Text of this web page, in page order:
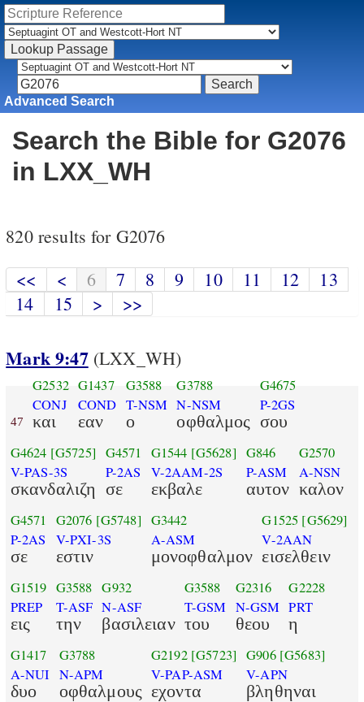
Advanced Search
Search the Bible for G2076
in LXX_WH
820 results for G2076
<<
< 6 7 8 9 10 11 12
13
14
15 > >>
Mark 9:47(LXX_WH)
47
G2532
CONJ
και
G1437
COND
εαν
G3588
T-NSM
ο
G3788
N-NSM
οφθαλμος
G4675
P-2GS
σου
G4624 [G5725]
V-PAS-3S
σκανδαλιζη
G4571
P-2AS
σε
G1544 [G5628]
V-2AAM-2S
εκβαλε
G846
P-ASM
αυτον
G2570
A-NSN
καλον
G4571
P-2AS
σε
G2076 [G5748]
V-PXI-3S
εστιν
G3442
A-ASM
μονοφθαλμον
G1525 [G5629]
V-2AAN
εισελθειν
G1519
PREP
εις
G3588
T-ASF
την
G932
N-ASF
βασιλειαν
G3588
T-GSM
του
G2316
N-GSM
θεου
G2228
PRT
η
G1417
A-NUI
δυο
G3788
N-APM
οφθαλμους
G2192 [G5723]
V-PAP-ASM
εχοντα
G906 [G5683]
V-APN
βληθηναι